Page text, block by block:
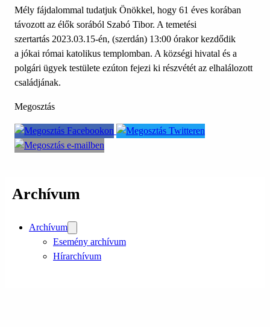
Mély fájdalommal tudatjuk Önökkel, hogy 61 éves korában
távozott az élők sorából Szabó Tibor. A temetési
szertartás 2023.03.15-én, (szerdán) 13:00 órakor kezdődik
a jókai római katolikus templomban. A községi hivatal és a
polgári ügyek testülete ezúton fejezi ki részvétét az elhalálozott
családjának.
Megosztás
Archívum
Archívum
Esemény archívum
Hírarchívum